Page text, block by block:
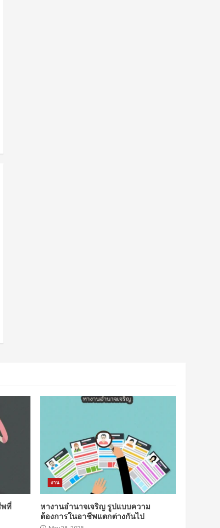
พที่
งาน
หางานอำนาจเจริญ รูปแบบความ
ต้องการในอาชีพแตกต่างกันไป